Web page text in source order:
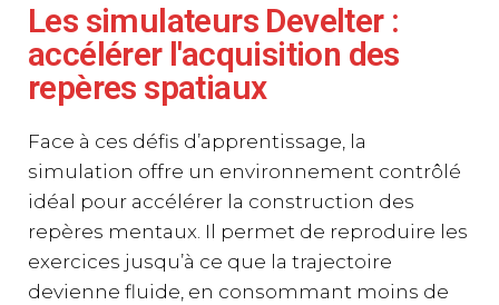
Les simulateurs Develter :
accélérer l'acquisition des
repères spatiaux
Face à ces défis d’apprentissage, la
simulation offre un environnement contrôlé
idéal pour accélérer la construction des
repères mentaux. Il permet de reproduire les
exercices jusqu’à ce que la trajectoire
devienne fluide, en consommant moins de